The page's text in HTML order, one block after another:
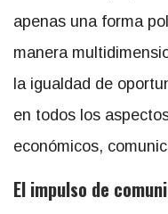
apenas una forma
manera
la igualdad de
en todos los
económicos,
El impulso de